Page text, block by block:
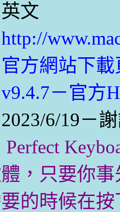
文
http://
官方網站下載
v9.4.7－官方
6/19－
Perfect
，只要你
的時候在